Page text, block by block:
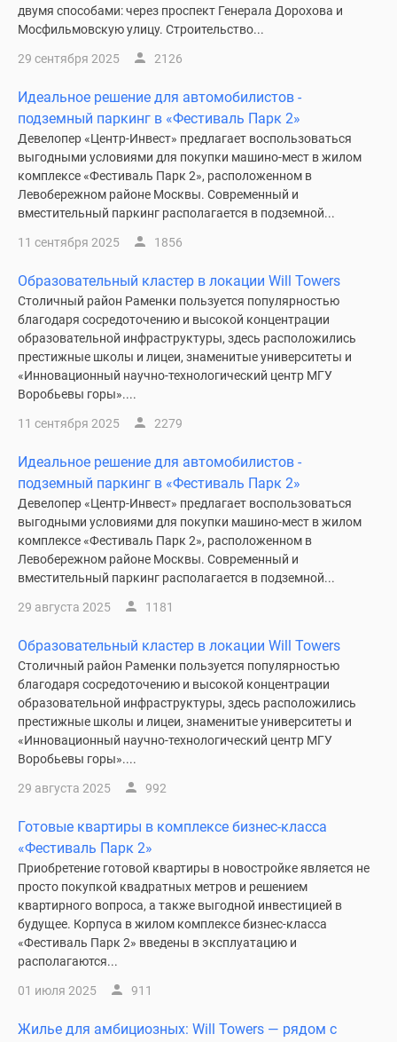
Экспертиза
новостроек
Эксперты
авторы
проекте
Контакты
Реклама
Машино-
места
Апартаменты
#траншевая
ипотека
#рассрочка
ИТ-
Квартиры
скидками
41%
Видео
360°
новостроек
застройщиком
Rutube
Поиск
дома
Москве
реновации
Москве
Новостройки
премиум-
класса
Новостройки
бизнес-
класса
Рассрочка
ипотека
двумя способами: через проспект Генерала Дорохова и
Мосфильмовскую улицу. Строительство...
29 сентября 2025 2126
Идеальное решение для автомобилистов -
подземный паркинг в «Фестиваль Парк 2»
Девелопер «Центр-Инвест» предлагает воспользоваться
выгодными условиями для покупки машино-мест в жилом
комплексе «Фестиваль Парк 2», расположенном в
Левобережном районе Москвы. Современный и
вместительный паркинг располагается в подземной...
11 сентября 2025 1856
Образовательный кластер в локации Will Towers
Столичный район Раменки пользуется популярностью
благодаря сосредоточению и высокой концентрации
образовательной инфраструктуры, здесь расположились
престижные школы и лицеи, знаменитые университеты и
«Инновационный научно-технологический центр МГУ
Воробьевы горы»....
11 сентября 2025 2279
Идеальное решение для автомобилистов -
подземный паркинг в «Фестиваль Парк 2»
Девелопер «Центр-Инвест» предлагает воспользоваться
выгодными условиями для покупки машино-мест в жилом
комплексе «Фестиваль Парк 2», расположенном в
Левобережном районе Москвы. Современный и
вместительный паркинг располагается в подземной...
29 августа 2025 1181
Образовательный кластер в локации Will Towers
Столичный район Раменки пользуется популярностью
благодаря сосредоточению и высокой концентрации
образовательной инфраструктуры, здесь расположились
престижные школы и лицеи, знаменитые университеты и
«Инновационный научно-технологический центр МГУ
Воробьевы горы»....
29 августа 2025 992
Готовые квартиры в комплексе бизнес-класса
«Фестиваль Парк 2»
Приобретение готовой квартиры в новостройке является не
просто покупкой квадратных метров и решением
квартирного вопроса, а также выгодной инвестицией в
будущее. Корпуса в жилом комплексе бизнес-класса
«Фестиваль Парк 2» введены в эксплуатацию и
располагаются...
01 июля 2025 911
Жилье для амбициозных: Will Towers — рядом с